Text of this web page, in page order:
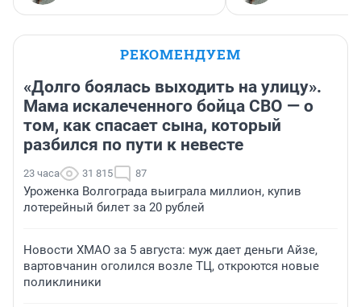
РЕКОМЕНДУЕМ
«Долго боялась выходить на улицу».
Мама искалеченного бойца СВО — о
том, как спасает сына, который
разбился по пути к невесте
23 часа 31 815 87
Уроженка Волгограда выиграла миллион, купив
лотерейный билет за 20 рублей
Новости ХМАО за 5 августа: муж дает деньги Айзе,
вартовчанин оголился возле ТЦ, откроются новые
поликлиники